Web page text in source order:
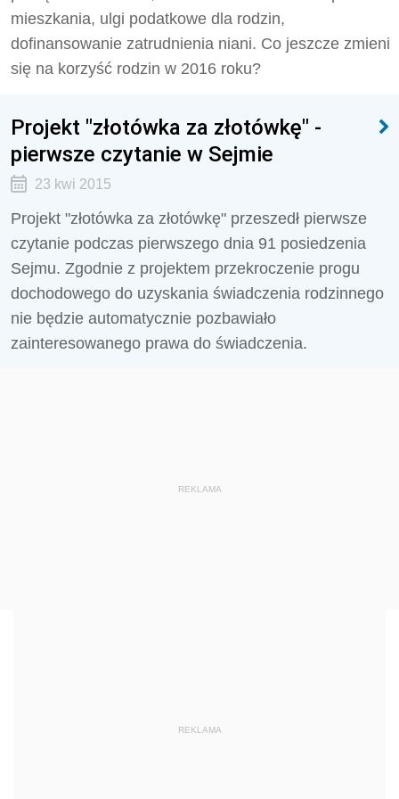
mieszkania, ulgi podatkowe dla rodzin,
dofinansowanie zatrudnienia niani. Co jeszcze zmieni
się na korzyść rodzin w 2016 roku?
Projekt "złotówka za złotówkę" -
pierwsze czytanie w Sejmie
23 kwi 2015
Projekt "złotówka za złotówkę" przeszedł pierwsze
czytanie podczas pierwszego dnia 91 posiedzenia
Sejmu. Zgodnie z projektem przekroczenie progu
dochodowego do uzyskania świadczenia rodzinnego
nie będzie automatycznie pozbawiało
zainteresowanego prawa do świadczenia.
REKLAMA
REKLAMA